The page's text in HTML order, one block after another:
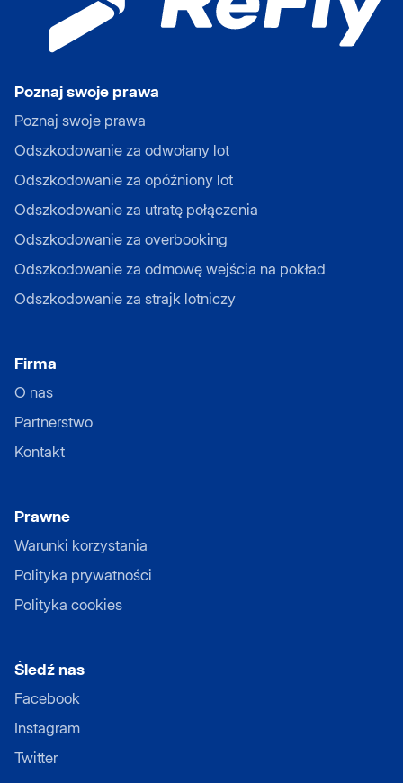
Poznaj swoje prawa
Poznaj swoje prawa
Odszkodowanie za odwołany lot
Odszkodowanie za opóźniony lot
Odszkodowanie za utratę połączenia
Odszkodowanie za overbooking
Odszkodowanie za odmowę wejścia na pokład
Odszkodowanie za strajk lotniczy
Firma
O nas
Partnerstwo
Kontakt
Prawne
Warunki korzystania
Polityka prywatności
Polityka cookies
Śledź nas
Facebook
Instagram
Twitter